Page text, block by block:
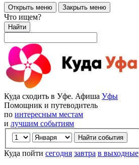
Открыть меню Закрыть меню
Что ищем?
Найти
Куда сходить в Уфе. Афиша Уфы
Помощник и путеводитель
по интересным местам
и лучшим событиям
Куда пойти сегодня завтра в выходные